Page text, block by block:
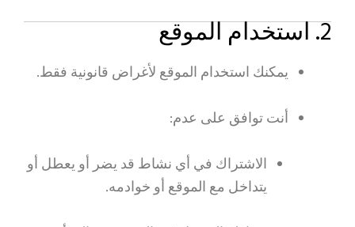
2. استخدام الموقع
يمكنك استخدام الموقع لأغراض قانونية فقط.
أنت توافق على عدم:
الاشتراك في أي نشاط قد يضر أو يعطل أو
يتداخل مع الموقع أو خوادمه.